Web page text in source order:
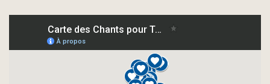
newsletters